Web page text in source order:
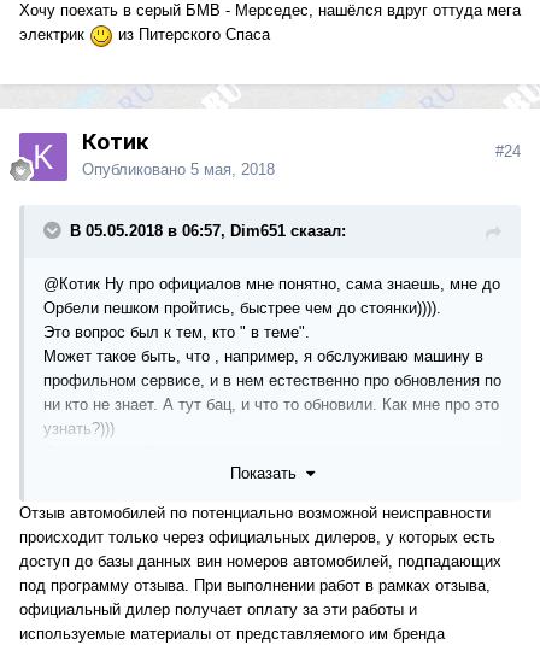
Хочу поехать в серый БМВ - Мерседес, нашёлся вдруг оттуда мега
электрик
из Питерского Спаса
Котик
Опубликовано 5 мая, 2018
#24
В 05.05.2018 в 06:57, Dim651 сказал:
@Котик Ну про официалов мне понятно, сама знаешь, мне до
Орбели пешком пройтись, быстрее чем до стоянки)))).
Это вопрос был к тем, кто " в теме".
Может такое быть, что , например, я обслуживаю машину в
профильном сервисе, и в нем естественно про обновления по
ни кто не знает. А тут бац, и что то обновили. Как мне про это
узнать?)))
Гуре. Как то по винам это пробивали и у офов можно было
Показать
Отзыв автомобилей по потенциально возможной неисправности
происходит только через официальных дилеров, у которых есть
доступ до базы данных вин номеров автомобилей, подпадающих
под программу отзыва. При выполнении работ в рамках отзыва,
официальный дилер получает оплату за эти работы и
используемые материалы от представляемого им бренда